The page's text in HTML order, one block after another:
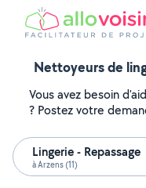
Nettoyeurs de
Vous avez besoin
? Postez votre
Lingerie - Repassage
à Arzens (11)